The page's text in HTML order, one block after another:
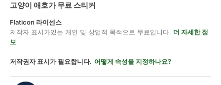
고양이 애호가 무료 스티커
Flaticon 라이센스
저작자 표시가있는 개인 및 상업적 목적으로 무료입니다. 더 자세한 정
보
저작권자 표시가 필요합니다. 어떻게 속성을 지정하나요?